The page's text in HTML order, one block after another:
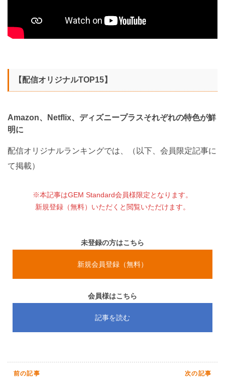
【配信オリジナルTOP15】
Amazon、Netflix、ディズニープラスそれぞれの特色が鮮
明に
配信オリジナルランキングでは、（以下、会員限定記事に
て掲載）
※本記事はGEM Standard会員様限定となります。
新規登録（無料）いただくと閲覧いただけます。
未登録の方はこちら
新規会員登録（無料）
会員様はこちら
記事を読む
前の記事
次の記事